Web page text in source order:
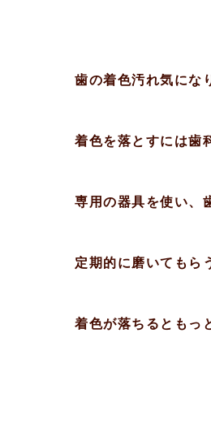
歯の着色汚れ気にな
着色を落とすには歯
専用の器具を使い、
定期的に磨いてもら
着色が落ちるともっ